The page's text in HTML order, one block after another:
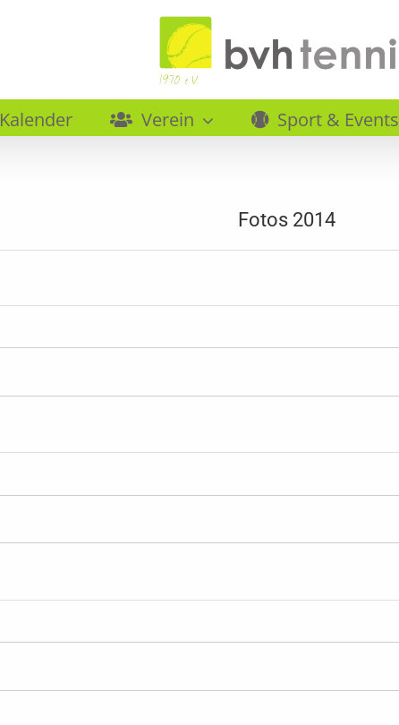
Kalender Verein Sport & Events
Fotos 2014